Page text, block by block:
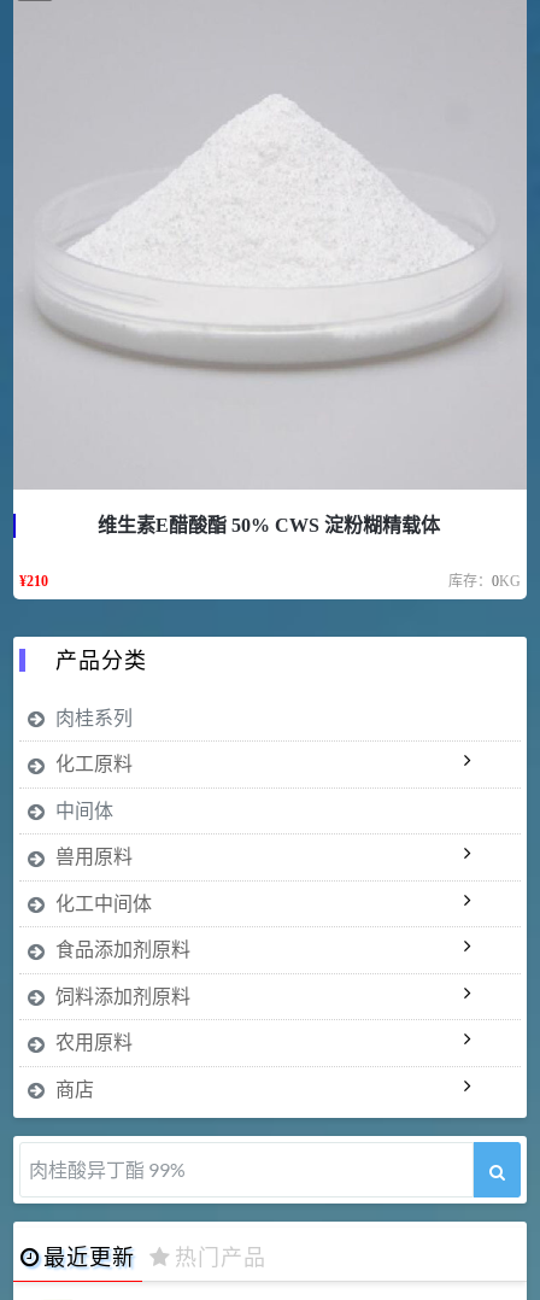
维生素E醋酸酯 50% CWS 淀粉糊精载体
¥210 库存：0KG
产品分类
肉桂系列
化工原料
中间体
兽用原料
化工中间体
食品添加剂原料
饲料添加剂原料
农用原料
商店
肉桂酸异丁酯 99%
最近更新 热门产品